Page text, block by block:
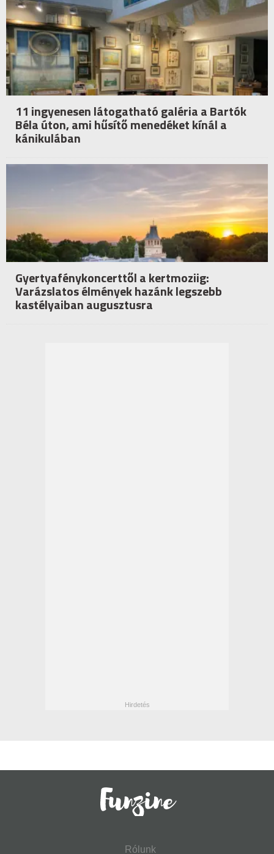
11 ingyenesen látogatható galéria a Bartók
Béla úton, ami hűsítő menedéket kínál a
kánikulában
Gyertyafénykoncerttől a kertmoziig:
Varázslatos élmények hazánk legszebb
kastélyaiban augusztusra
Rólunk